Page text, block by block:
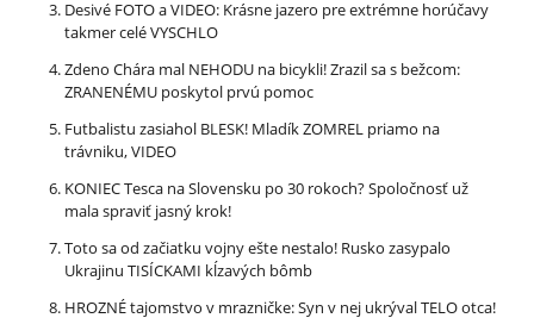
Desivé FOTO a VIDEO: Krásne jazero pre extrémne horúčavy
takmer celé VYSCHLO
Zdeno Chára mal NEHODU na bicykli! Zrazil sa s bežcom:
ZRANENÉMU poskytol prvú pomoc
Futbalistu zasiahol BLESK! Mladík ZOMREL priamo na
trávniku, VIDEO
KONIEC Tesca na Slovensku po 30 rokoch? Spoločnosť už
mala spraviť jasný krok!
Toto sa od začiatku vojny ešte nestalo! Rusko zasypalo
Ukrajinu TISÍCKAMI kĺzavých bômb
HROZNÉ tajomstvo v mrazničke: Syn v nej ukrýval TELO otca!